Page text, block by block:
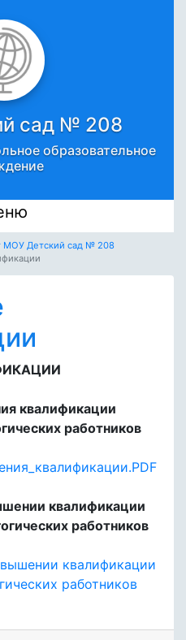
сад № 208
образовательное
МОУ Детский сад № 208
квалификации
работников
квалификации
работников
квалификации
работников